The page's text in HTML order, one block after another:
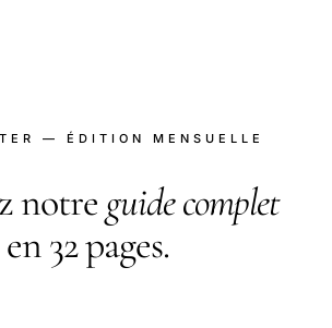
— ÉDITION MENSUELLE
notre guide complet
en 32 pages.